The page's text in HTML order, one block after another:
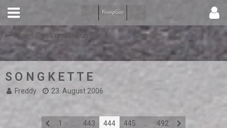
Spiel, Spaß und Unfug
S O N G K E T T E
Freddy 23. August 2006
1 443 444 445 492